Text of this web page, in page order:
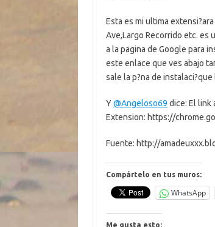
Esta es mi ultima
Ave,Largo Recorrido etc. es
a la pagina de Google para
este enlace que ves abajo
sale la p?na de
Y@Angeloso69 dice: El link
Extension: https://
Fuente: http://
Compártelo en tus muros:
WhatsApp
Me gusta esto: